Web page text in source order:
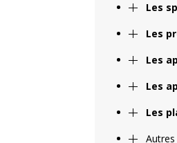
Les
Les
Les
Les
Les
Autres